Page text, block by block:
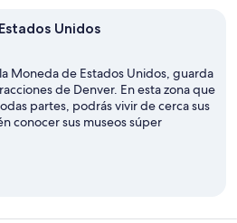
Unidos
Moneda de Estados Unidos, guarda
de Denver. En esta zona que
partes, podrás vivir de cerca sus
conocer sus museos súper